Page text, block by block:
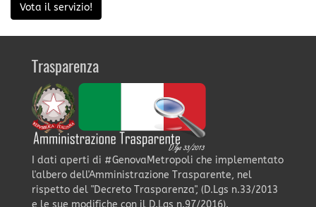
Vota il servizio!
Trasparenza
I dati aperti di #GenovaMetropoli che implementato
l'albero dell'Amministrazione Trasparente, nel
rispetto del "Decreto Trasparenza", (D.Lgs n.33/2013